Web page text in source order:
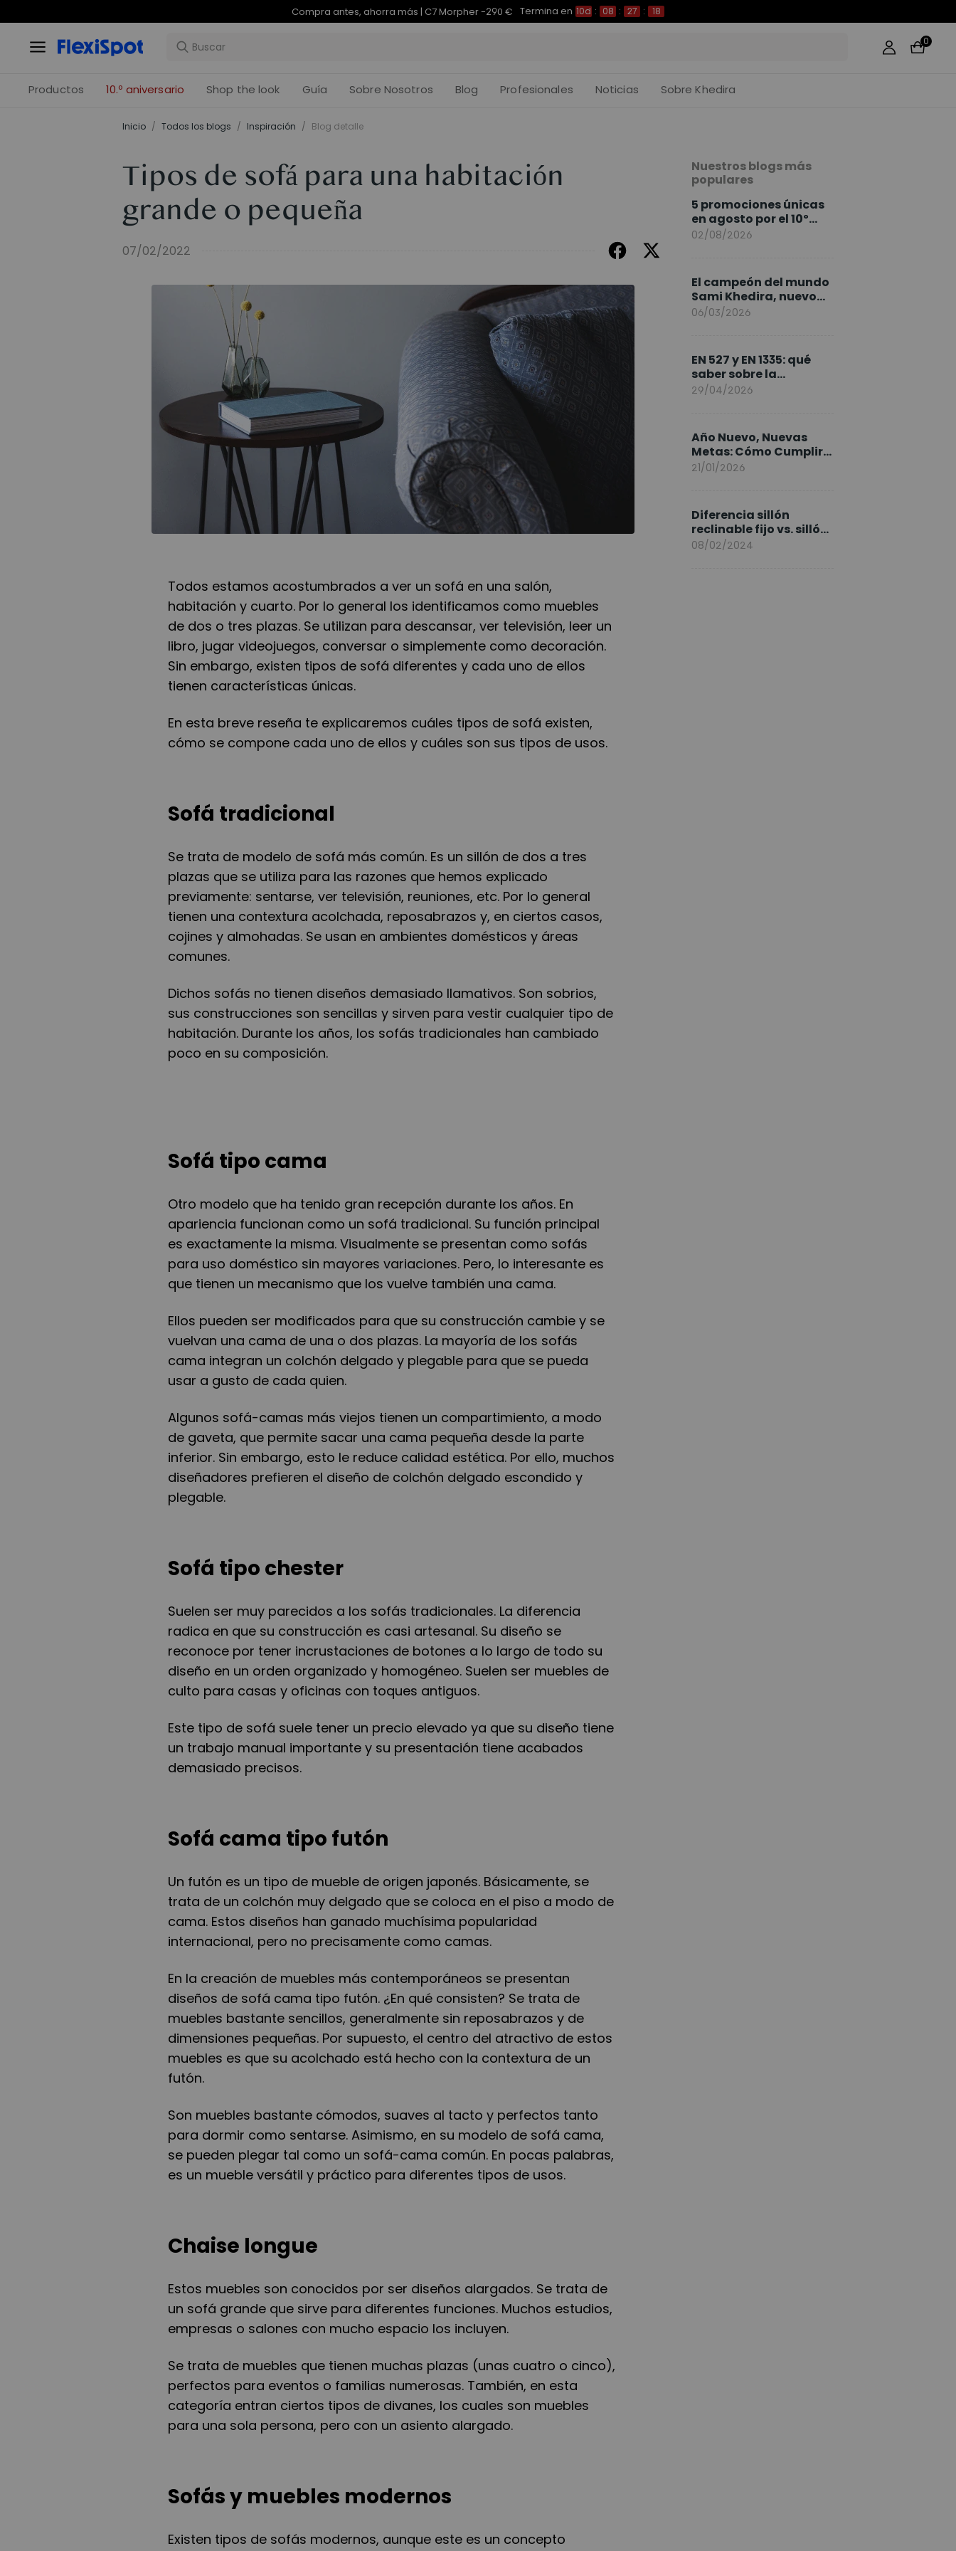
Compra antes, ahorra más | E7 Plus -200 € Termina en 10d : 08 : 27 : 17
0
Productos 10.º aniversario Shop the look Guía Sobre Nosotros Blog Profesionales Noticias Sobre Khedira
Inicio / Todos los blogs / Inspiración / Blog detalle
Tipos de sofá para una habitación
grande o pequeña
07/02/2022
Todos estamos acostumbrados a ver un sofá en una salón,
habitación y cuarto. Por lo general los identificamos como muebles
de dos o tres plazas. Se utilizan para descansar, ver televisión, leer un
libro, jugar videojuegos, conversar o simplemente como decoración.
Sin embargo, existen tipos de sofá diferentes y cada uno de ellos
tienen características únicas.
En esta breve reseña te explicaremos cuáles tipos de sofá existen,
cómo se compone cada uno de ellos y cuáles son sus tipos de usos.
Sofá tradicional
Se trata de modelo de sofá más común. Es un sillón de dos a tres
plazas que se utiliza para las razones que hemos explicado
previamente: sentarse, ver televisión, reuniones, etc. Por lo general
tienen una contextura acolchada, reposabrazos y, en ciertos casos,
cojines y almohadas. Se usan en ambientes domésticos y áreas
comunes.
Dichos sofás no tienen diseños demasiado llamativos. Son sobrios,
sus construcciones son sencillas y sirven para vestir cualquier tipo de
habitación. Durante los años, los sofás tradicionales han cambiado
poco en su composición.
Sofá tipo cama
Otro modelo que ha tenido gran recepción durante los años. En
apariencia funcionan como un sofá tradicional. Su función principal
es exactamente la misma. Visualmente se presentan como sofás
para uso doméstico sin mayores variaciones. Pero, lo interesante es
que tienen un mecanismo que los vuelve también una cama.
Ellos pueden ser modificados para que su construcción cambie y se
vuelvan una cama de una o dos plazas. La mayoría de los sofás
cama integran un colchón delgado y plegable para que se pueda
usar a gusto de cada quien.
Algunos sofá-camas más viejos tienen un compartimiento, a modo
de gaveta, que permite sacar una cama pequeña desde la parte
inferior. Sin embargo, esto le reduce calidad estética. Por ello, muchos
diseñadores prefieren el diseño de colchón delgado escondido y
plegable.
Sofá tipo chester
Suelen ser muy parecidos a los sofás tradicionales. La diferencia
radica en que su construcción es casi artesanal. Su diseño se
reconoce por tener incrustaciones de botones a lo largo de todo su
diseño en un orden organizado y homogéneo. Suelen ser muebles de
culto para casas y oficinas con toques antiguos.
Este tipo de sofá suele tener un precio elevado ya que su diseño tiene
un trabajo manual importante y su presentación tiene acabados
demasiado precisos.
Sofá cama tipo futón
Un futón es un tipo de mueble de origen japonés. Básicamente, se
trata de un colchón muy delgado que se coloca en el piso a modo de
cama. Estos diseños han ganado muchísima popularidad
internacional, pero no precisamente como camas.
En la creación de muebles más contemporáneos se presentan
diseños de sofá cama tipo futón. ¿En qué consisten? Se trata de
muebles bastante sencillos, generalmente sin reposabrazos y de
dimensiones pequeñas. Por supuesto, el centro del atractivo de estos
muebles es que su acolchado está hecho con la contextura de un
futón.
Son muebles bastante cómodos, suaves al tacto y perfectos tanto
para dormir como sentarse. Asimismo, en su modelo de sofá cama,
se pueden plegar tal como un sofá-cama común. En pocas palabras,
es un mueble versátil y práctico para diferentes tipos de usos.
Chaise longue
Estos muebles son conocidos por ser diseños alargados. Se trata de
un sofá grande que sirve para diferentes funciones. Muchos estudios,
empresas o salones con mucho espacio los incluyen.
Se trata de muebles que tienen muchas plazas (unas cuatro o cinco),
perfectos para eventos o familias numerosas. También, en esta
categoría entran ciertos tipos de divanes, los cuales son muebles
para una sola persona, pero con un asiento alargado.
Sofás y muebles modernos
Existen tipos de sofás modernos, aunque este es un concepto
Nuestros blogs más
populares
5 promociones únicas
en agosto por el 10º
Aniversario de
02/08/2026
El campeón del mundo
Sami Khedira, nuevo
embajador de
06/03/2026
EN 527 y EN 1335: qué
saber sobre la
normativa de los
29/04/2026
Año Nuevo, Nuevas
Metas: Cómo Cumplir
tus Objetivos Fitness
21/01/2026
Diferencia sillón
reclinable fijo vs. sillón
elevable
08/02/2024